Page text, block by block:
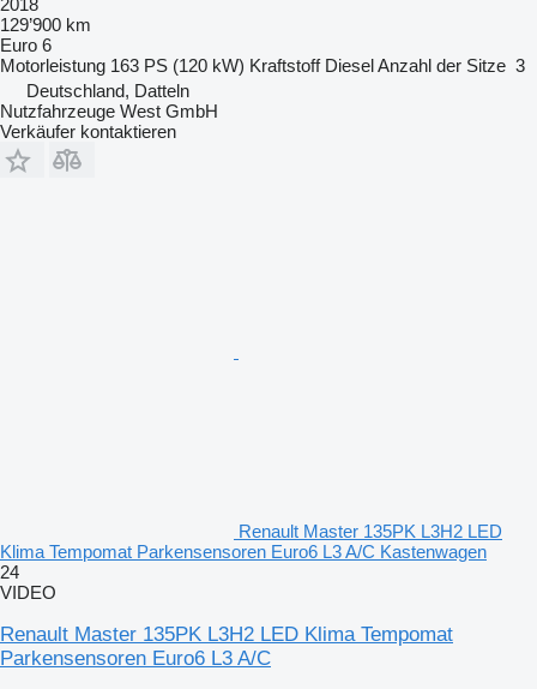
2018
129’900 km
Euro 6
Motorleistung 163 PS (120 kW) Kraftstoff DieselAnzahl der Sitze 3
Deutschland, Datteln
Nutzfahrzeuge West GmbH
Verkäufer kontaktieren
Renault Master 135PK L3H2 LED
Klima Tempomat Parkensensoren Euro6 L3 A/C Kastenwagen
24
VIDEO
Renault Master 135PK L3H2 LED Klima Tempomat
Parkensensoren Euro6 L3 A/C